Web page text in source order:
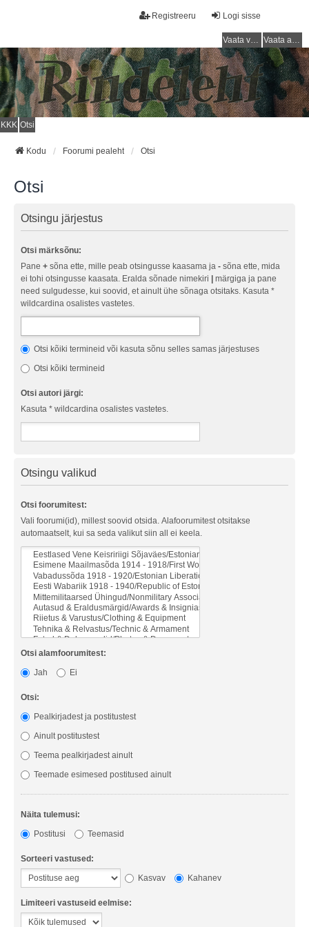
Logi sisse
Registreeru
Vaata vastamata teemasi Vaata aktiivseid teemasid
KKK Otsi
Kodu Foorumi pealeht Otsi
Otsi
Otsingu järjestus
Otsi märksõnu:
Pane + sõna ette, mille peab otsingusse kaasama ja - sõna ette, mida
ei tohi otsingusse kaasata. Eralda sõnade nimekiri
märgiga ja pane
need sulgudesse, kui soovid, et ainult ühe sõnaga otsitaks. Kasuta *
wildcardina osalistes vastetes.
Otsi kõiki termineid või kasuta sõnu selles samas järjestuses
Otsi kõiki termineid
Otsi autori järgi:
Kasuta * wildcardina osalistes vastetes.
Otsingu valikud
Otsi foorumitest:
Vali foorumi(id), millest soovid otsida. Alafoorumitest otsitakse
automaatselt, kui sa seda valikut siin all ei keela.
Otsi alamfoorumitest:
Jah
Ei
Otsi:
Pealkirjadest ja postitustest
Ainult postitustest
Teema pealkirjadest ainult
Teemade esimesed postitused ainult
Näita tulemusi:
Postitusi
Teemasid
Sorteeri vastused:
Kasvav
Kahanev
Limiteeri vastuseid eelmise: